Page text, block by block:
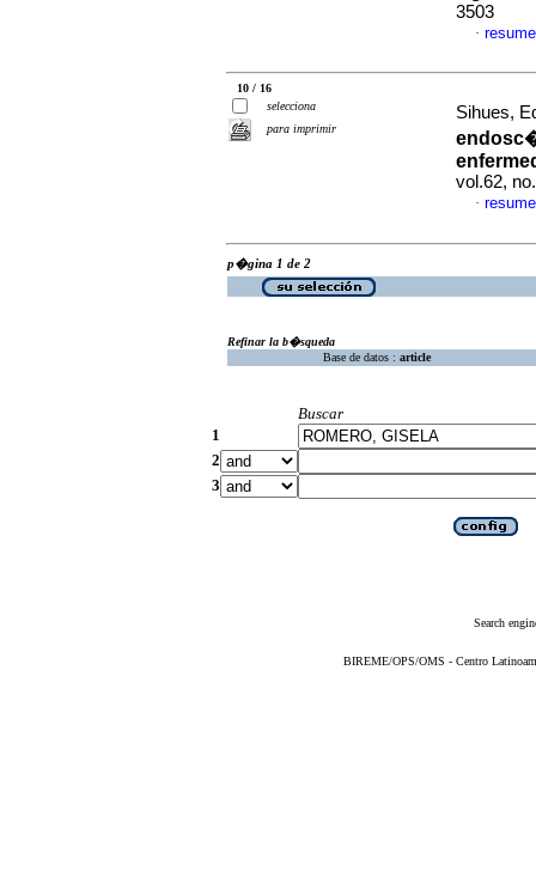
3503
·
10 / 16
selecciona
para imprimir
Sihues,
vol.62,
·
p�gina 1 de 2
Refinar la b�squeda
Base de datos : article
Buscar
1
2
3
Search
BIREME/OPS/OMS - Centro